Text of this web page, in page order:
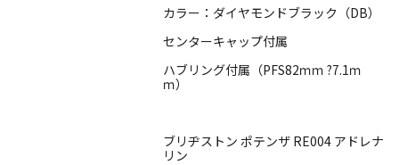
カラー：ダイヤモンドブラック（DB）
センターキャップ付属
ハブリング付属（PFS82ｍｍ ?7.1ｍ
ｍ）
ブリヂストン ポテンザ RE004 アドレナ
リン